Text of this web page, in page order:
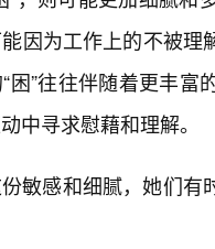
因为工作上的不被
困”往往伴随着更丰
中寻求慰藉和理解。
敏感和细腻，她们